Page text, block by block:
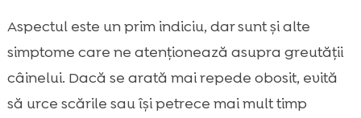
Aspectul este un prim indiciu, dar sunt și alte
simptome care ne atenționează asupra greutății
câinelui. Dacă se arată mai repede obosit, evită
să urce scările sau își petrece mai mult timp